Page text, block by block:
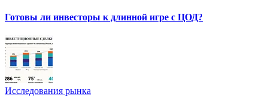
Готовы ли инвесторы к длинной игре с ЦОД?
Исследования рынка